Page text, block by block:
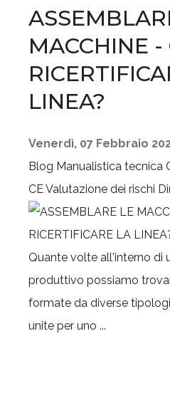
MACCHINE -
LINEA?
Venerdì, 07 Febbraio
Blog Manualistica tecnica
CEValutazione dei rischi
Quante volte all'interno di
produttivo possiamo
formate da diverse
unite per uno ...